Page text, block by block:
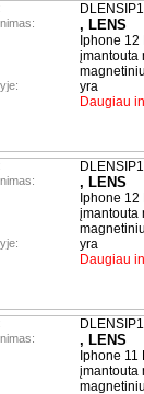
, LENS
Iphone
įmantouta
yra
Daugiau
, LENS
Iphone
įmantouta
yra
Daugiau
, LENS
Iphone
įmantouta